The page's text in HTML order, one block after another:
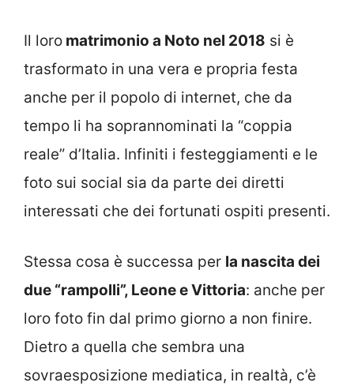
Il loro matrimonio a Noto nel 2018 si è
trasformato in una vera e propria festa
anche per il popolo di internet, che da
tempo li ha soprannominati la “coppia
reale” d’Italia. Infiniti i festeggiamenti e le
foto sui social sia da parte dei diretti
interessati che dei fortunati ospiti presenti.
Stessa cosa è successa per la nascita dei
due “rampolli”, Leone e Vittoria: anche per
loro foto fin dal primo giorno a non finire.
Dietro a quella che sembra una
sovraesposizione mediatica, in realtà, c’è